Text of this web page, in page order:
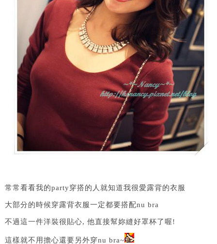
常常看看我的party穿搭的人就知道我很愛露背的衣服
大部分的時候穿露背衣服一定都要搭配nu bra
不過這一件洋裝很貼心, 他直接幫妳縫好罩杯了喔!
這樣就不用擔心還要另外穿nu bra~